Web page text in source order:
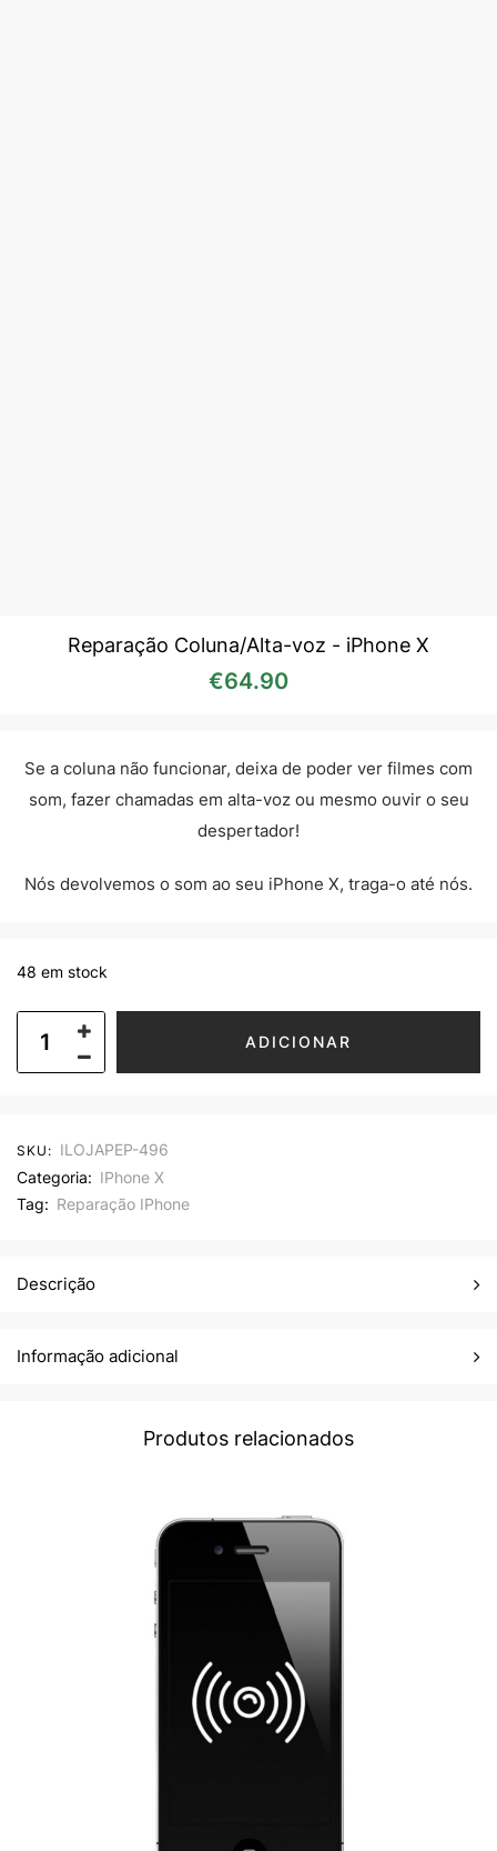
Reparação Coluna/Alta-voz - iPhone X
€64.90
Se a coluna não funcionar, deixa de poder ver filmes com
som, fazer chamadas em alta-voz ou mesmo ouvir o seu
despertador!
Nós devolvemos o som ao seu iPhone X, traga-o até nós.
48 em stock
ADICIONAR
SKU: ILOJAPEP-496
Categoria: IPhone X
Tag: Reparação IPhone
Descrição
Informação adicional
Produtos relacionados